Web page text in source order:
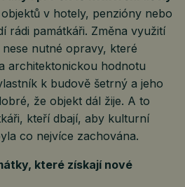
v hotely, penzióny nebo
rádi památkáři. Změna využití
nutné opravy, které
architektonickou hodnotu
k budově šetrný a jeho
že objekt dál žije. A to
kteří dbají, aby kulturní
co nejvíce zachována.
které získají nové